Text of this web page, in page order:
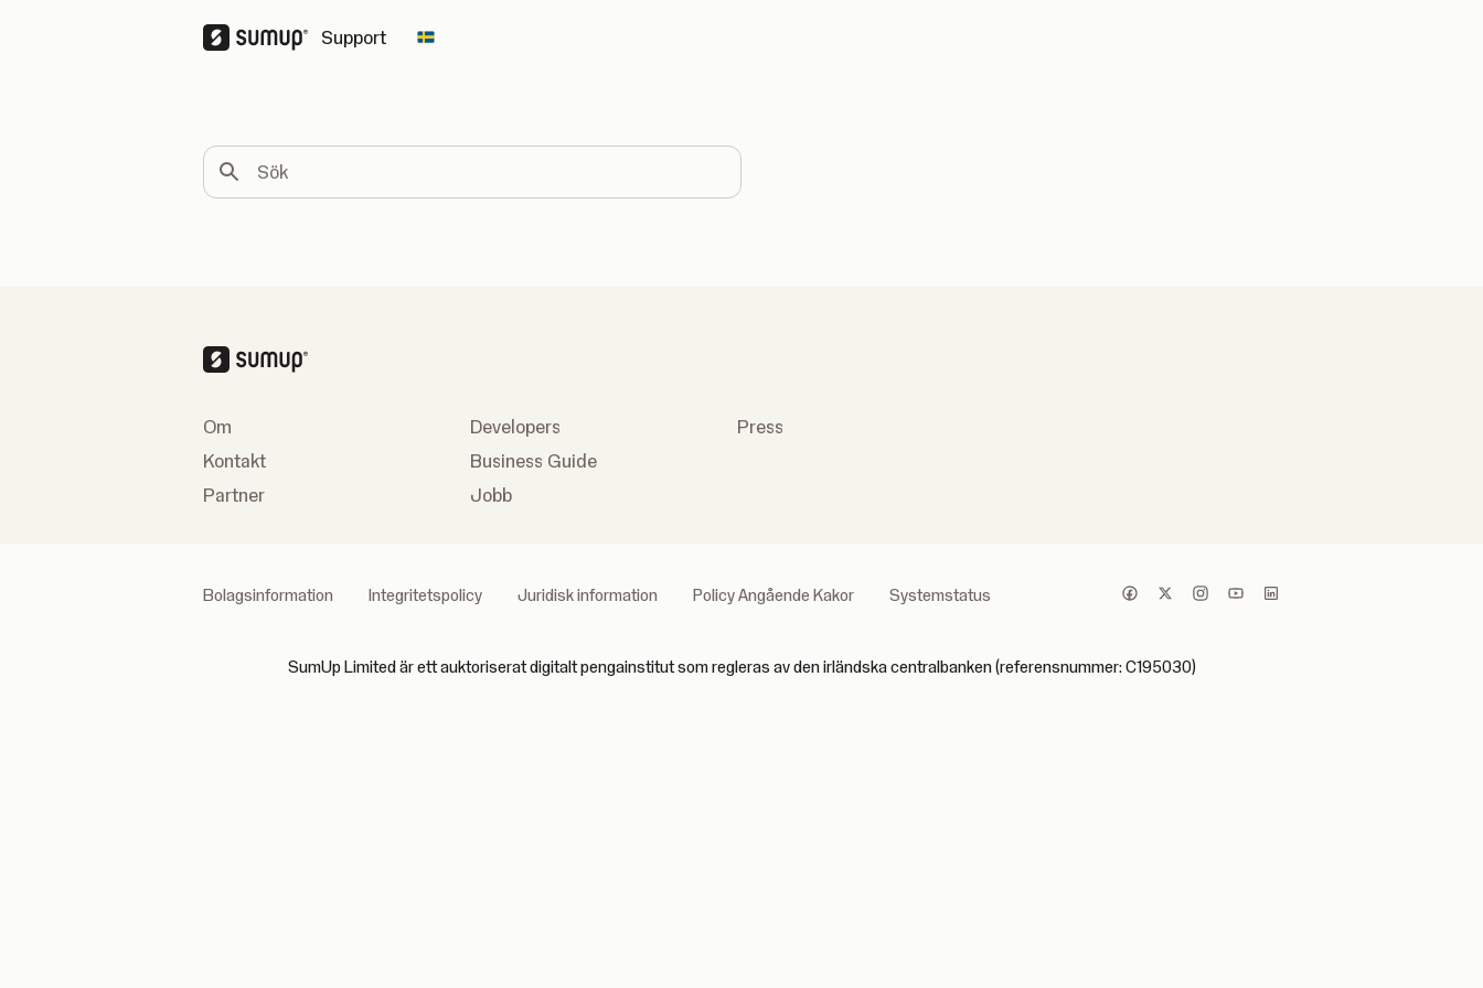
Support Change country
Sök
Om
Kontakt
Partner
Developers
Business Guide
Jobb
Press
Bolagsinformation Integritetspolicy Juridisk information Policy Angående Kakor Systemstatus
SumUp Limited är ett auktoriserat digitalt pengainstitut som regleras av den irländska centralbanken (referensnummer: C195030)